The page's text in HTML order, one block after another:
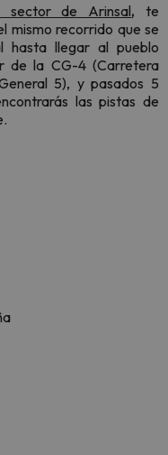
sector de Arinsal, te
mismo recorrido que se
hasta llegar al pueblo
de la CG-4 (Carretera
5), y pasados 5
las pistas de